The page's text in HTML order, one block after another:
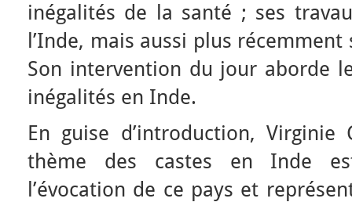
inégalités de la santé ; ses
l’Inde, mais aussi plus
Son intervention du jour aborde
inégalités en Inde.
En guise d’introduction,
thème des castes en Inde
l’évocation de ce pays et